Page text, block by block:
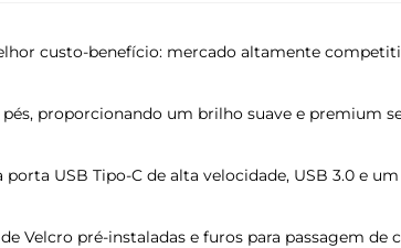
custo-benefício: mercado altamente
proporcionando um brilho suave e premium
USB Tipo-C de alta velocidade, USB 3.0 e
Velcro pré-instaladas e furos para passagem de